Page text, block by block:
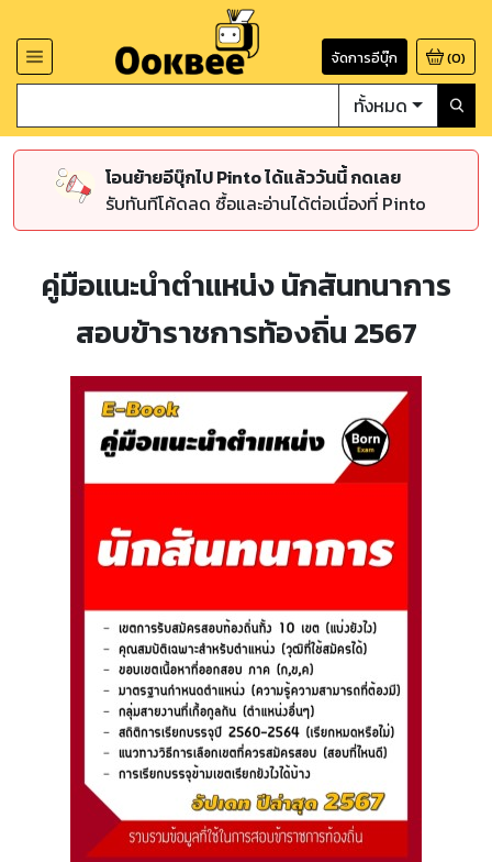
จัดการอีบุ๊ก (0)
ทั้งหมด
โอนย้ายอีบุ๊กไป Pinto ได้แล้ววันนี้ กดเลย
รับทันทีโค้ดลด ซื้อและอ่านได้ต่อเนื่องที่ Pinto
คู่มือแนะนำตำแหน่ง นักสันทนาการ
สอบข้าราชการท้องถิ่น 2567